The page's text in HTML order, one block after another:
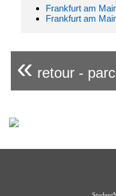
Frankfurt am
Frankfurt am
« retour -